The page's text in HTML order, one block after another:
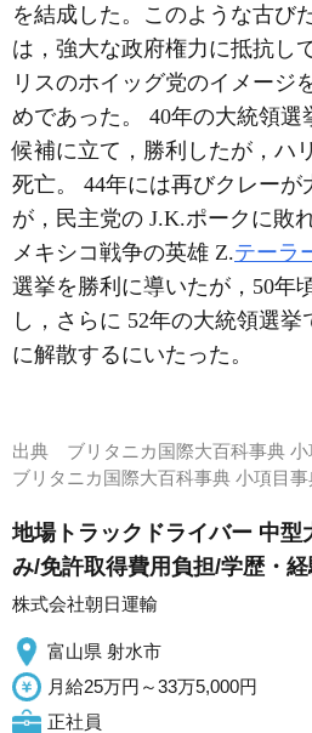
を結成した。このような古び
は，強大な政府権力に抵抗し
リスのホイッグ党のイメージ
めであった。 40年の大統領選
候補に立て，勝利したが，ハ
死亡。 44年には再びクレーが
が，民主党の J.K.ポークに敗
メキシコ戦争の英雄 Z.テーラ
選挙を勝利に導いたが，50年
し，さらに 52年の大統領選
に解散するにいたった。
出典 ブリタニカ国際大百科事典
ブリタニカ国際大百科事典 小項目
地場トラックドライバー 中型
み/免許取得費用負担/学歴・経
株式会社朝日運輸
富山県 射水市
月給25万円～33万5,000円
正社員